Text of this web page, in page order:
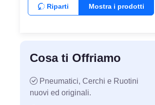
Riparti Mostra i prodotti
Cosa ti Offriamo
Pneumatici, Cerchi e Ruotini
nuovi ed originali.